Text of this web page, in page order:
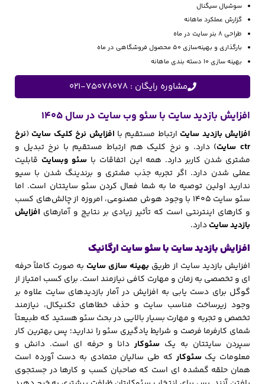
سوشیال سیگنال
گزارش عملکرد ماهانه
طراحی 8 بنر سایت در ماه
بارگذاری و بهینه‌سازی 50 محصول فروشگاهی در ماه
بهینه سازی 10 دسته بندی ماهانه
مشاوره رایگان : 75078078-021
افزایش بازدید سایت با سئو وب سایت در سال 1405
افزایش بازدید سایت ارتباط مستقیم با افزایش نرخ کلیک سایت (نرخ
ctr سایت
) دارد. و نرخ کلیک هم ارتباط مستقیم با نرخ تبدیل و
مشتری شدن کاربر دارد. همه این اتفاقات باسئو وبسایت قابلیت
عملی شدن دارد. اگر تجربه جذب مشتری و برندینگ شدن با سیو
ندارید اولین توصیه ما به شما فعال کردن سئو سایتتان است. اما
سئو سایت 1405 با وجود هوش مصنوعی، امروزه از چالش‌های کسب
و کارهای اینترنتی است که تأثیر زیادی بر نتایج و آمارهای افزایش
بازدید سایتدارد.
افزایش بازدید سایت با سئو سایت ارگانیک
افزایش بازدید سایت از طریق بهینه سازی سایت به صورت کاملاً حرفه
ای و تخصصی به زمان و مهارت کافی نیازمند است. برای کسب امتیاز از
گوگل برای دست یابی به افزایش در آمار بازدیدهای سایت علاوه بر
وجود زیرساخت مناسب سایت و حذف خطاهای تکنیکال، نیازمند
تخصص و تجربه و مهارت بسیار بالایی در بحث سئو هستید که طبیعتاً
شمای کارفرما فرصت و شرایط یادگیری سئو را ندارید؛ پس بهترین کار
سپردن سایتتان به یک سئوکاردانا و حرفه ای است. دانش و
معلومات یکسئوکار که طی سالیان متمادی به دست آورده است
همان حلقه گمشده ای است که صاحبان کسب و کارها در جستجوی